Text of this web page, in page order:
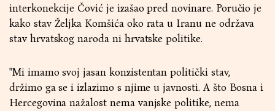
interkonekcije Čović je izašao pred novinare. Poručio je
kako stav Željka Komšića oko rata u Iranu ne održava
stav hrvatskog naroda ni hrvatske politike.
"Mi imamo svoj jasan konzistentan politički stav,
držimo ga se i izlazimo s njime u javnosti. A što Bosna i
Hercegovina nažalost nema vanjske politike, nema